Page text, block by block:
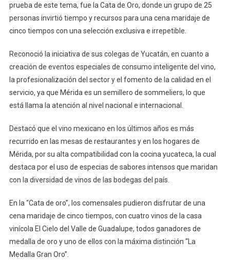
prueba de este tema, fue la Cata de Oro, donde un grupo de 25
personas invirtió tiempo y recursos para una cena maridaje de
cinco tiempos con una selección exclusiva e irrepetible.
Reconoció la iniciativa de sus colegas de Yucatán, en cuanto a
creación de eventos especiales de consumo inteligente del vino,
la profesionalización del sector y el fomento de la calidad en el
servicio, ya que Mérida es un semillero de sommeliers, lo que
está llama la atención al nivel nacional e internacional.
Destacó que el vino mexicano en los últimos años es más
recurrido en las mesas de restaurantes y en los hogares de
Mérida, por su alta compatibilidad con la cocina yucateca, la cual
destaca por el uso de especias de sabores intensos que maridan
con la diversidad de vinos de las bodegas del país.
En la “Cata de oro”, los comensales pudieron disfrutar de una
cena maridaje de cinco tiempos, con cuatro vinos de la casa
vinícola El Cielo del Valle de Guadalupe, todos ganadores de
medalla de oro y uno de ellos con la máxima distinción “La
Medalla Gran Oro”.